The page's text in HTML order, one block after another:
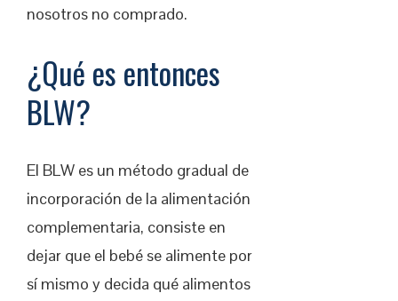
nosotros no comprado.
¿Qué es entonces
BLW?
El BLW es un método gradual de
incorporación de la alimentación
complementaria, consiste en
dejar que el bebé se alimente por
sí mismo y decida qué alimentos